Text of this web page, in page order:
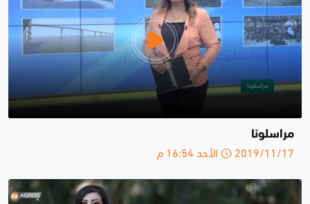
مراسلونا
2019/11/17 الأحد 16:54 م